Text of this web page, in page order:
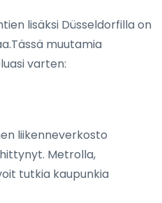
lisäksi Düsseldorfilla on
muutamia
varten:
liikenneverkosto
Metrolla,
tutkia kaupunkia